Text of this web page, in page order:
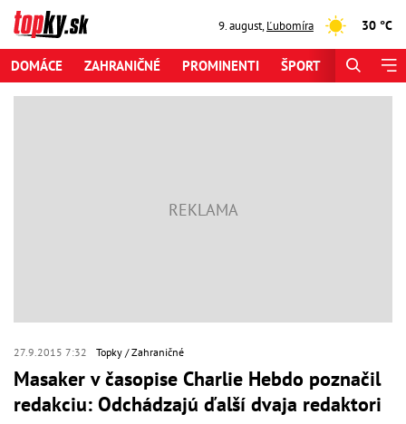
9. august,Ľubomíra 30 °C
DOMÁCE ZAHRANIČNÉ PROMINENTI ŠPORT
27.9.2015 7:32 Topky Zahraničné
Masaker v časopise Charlie Hebdo poznačil
redakciu: Odchádzajú ďalší dvaja redaktori